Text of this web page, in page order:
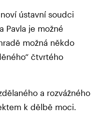
ústavní soudci
Pavla je možné
možná někdo
čtvrtého
a rozvážného
k dělbě moci.